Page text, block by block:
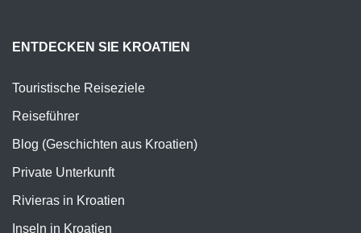
ENTDECKEN SIE KROATIEN
Touristische Reiseziele
Reiseführer
Blog (Geschichten aus Kroatien)
Private Unterkunft
Rivieras in Kroatien
Inseln in Kroatien